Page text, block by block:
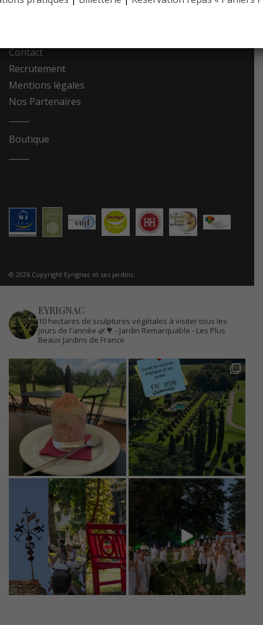
Contact
Recrutement
Mentions légales
Nos Partenaires
Boutique
© 2026 Copyright Eyrignac et ses jardins.
EYRIGNAC
10 hectares de sculptures végétales à visiter tous les
jours de l'année 🌿🌳 - Jardin Remarquable - Les Plus
Beaux Jardins de France